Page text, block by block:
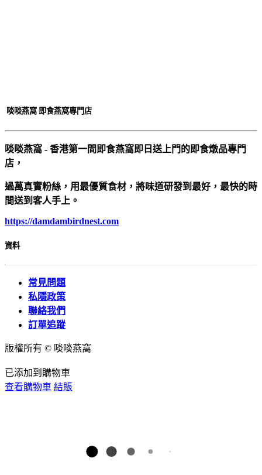
啖啖燕窩 即食燕窩專門店
啖啖燕窩 - 香港第一間即食燕窩即日送上門的即食燉品專門
店，
過萬真實粉絲，用最優質食材，將味道研發到最好，最快的時
間送到客人手上。
https://damdambirdnest.com​
資料
常見問題
私隱政策
聯絡我們
訂單追蹤
版權所有 © 啖啖燕窩
已添加到購物車
查看購物車 結賬